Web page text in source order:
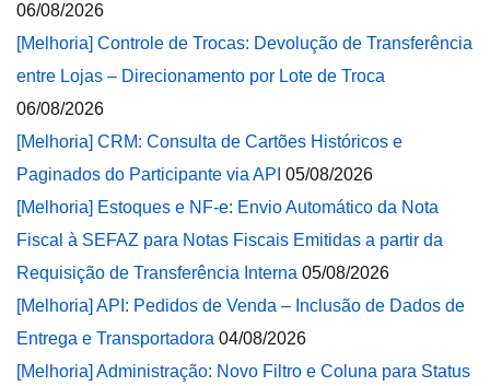
06/08/2026
[Melhoria] Controle de Trocas: Devolução de Transferência
entre Lojas – Direcionamento por Lote de Troca
06/08/2026
[Melhoria] CRM: Consulta de Cartões Históricos e
Paginados do Participante via API 05/08/2026
[Melhoria] Estoques e NF-e: Envio Automático da Nota
Fiscal à SEFAZ para Notas Fiscais Emitidas a partir da
Requisição de Transferência Interna 05/08/2026
[Melhoria] API: Pedidos de Venda – Inclusão de Dados de
Entrega e Transportadora 04/08/2026
[Melhoria] Administração: Novo Filtro e Coluna para Status